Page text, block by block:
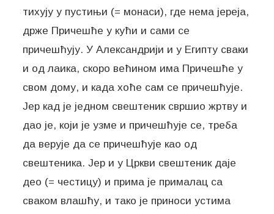
тихују у пустињи (= монаси), где нема јереја,
држе Причешће у кући и сами се
причешћују. У Александрији и у Египту сваки
и од лаика, скоро већином има Причешће у
свом дому, и када хоће сам се причешћује.
Јер кад је једном свештеник свршио жртву и
дао је, који је узме и причешћује се, треба
да верује да се причешћује као од
свештеника. Јер и у Цркви свештеник даје
део (= честицу) и прима је прималац са
сваком влашћу, и тако је приноси устима